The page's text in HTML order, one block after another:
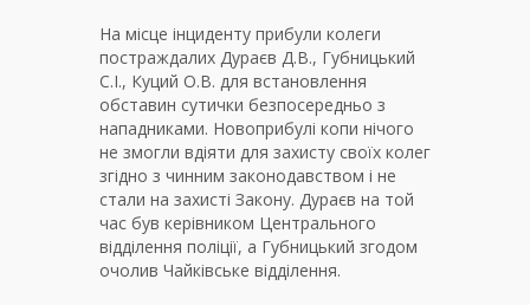
На місце інциденту прибули колеги
постраждалих Дураєв Д.В., Губницький
С.І., Куций О.В. для встановлення
обставин сутички безпосередньо з
нападниками. Новоприбулі копи нічого
не змогли вдіяти для захисту своїх колег
згідно з чинним законодавством і не
стали на захисті Закону. Дураєв на той
час був керівником Центрального
відділення поліції, а Губницький згодом
очолив Чайківське відділення.